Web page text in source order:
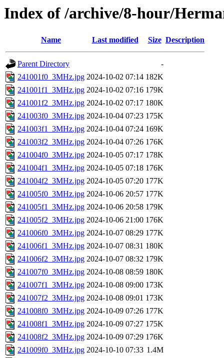
Index of /archive/8-hour/
Name Last modified Size Description
Parent Directory
-
241001f0_3MHz.jpg 2024-10-02 07:14 182K
241001f1_3MHz.jpg 2024-10-02 07:16 179K
241001f2_3MHz.jpg 2024-10-02 07:17 180K
241003f0_3MHz.jpg 2024-10-04 07:23 175K
241003f1_3MHz.jpg 2024-10-04 07:24 169K
241003f2_3MHz.jpg 2024-10-04 07:26 176K
241004f0_3MHz.jpg 2024-10-05 07:17 178K
241004f1_3MHz.jpg 2024-10-05 07:18 176K
241004f2_3MHz.jpg 2024-10-05 07:20 177K
241005f0_3MHz.jpg 2024-10-06 20:57 177K
241005f1_3MHz.jpg 2024-10-06 20:58 179K
241005f2_3MHz.jpg 2024-10-06 21:00 176K
241006f0_3MHz.jpg 2024-10-07 08:29 177K
241006f1_3MHz.jpg 2024-10-07 08:31 180K
241006f2_3MHz.jpg 2024-10-07 08:32 179K
241007f0_3MHz.jpg 2024-10-08 08:59 180K
241007f1_3MHz.jpg 2024-10-08 09:00 173K
241007f2_3MHz.jpg 2024-10-08 09:01 173K
241008f0_3MHz.jpg 2024-10-09 07:26 177K
241008f1_3MHz.jpg 2024-10-09 07:27 175K
241008f2_3MHz.jpg 2024-10-09 07:29 176K
241009f0_3MHz.jpg 2024-10-10 07:33 1.4M